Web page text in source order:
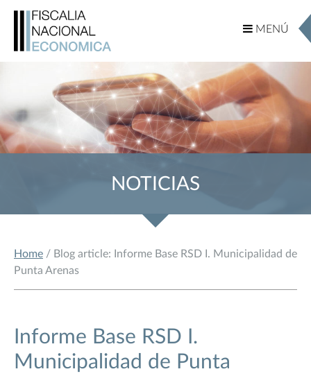
MENÚ
MENÚ
NOTICIAS
Home / Blog article: Informe Base RSD I. Municipalidad de
Punta Arenas
Informe Base RSD I.
Municipalidad de Punta